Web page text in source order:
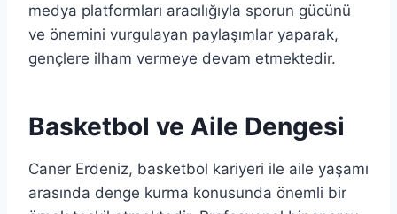
medya platformları aracılığıyla sporun gücünü
ve önemini vurgulayan paylaşımlar yaparak,
gençlere ilham vermeye devam etmektedir.
Basketbol ve Aile Dengesi
Caner Erdeniz, basketbol kariyeri ile aile yaşamı
arasında denge kurma konusunda önemli bir